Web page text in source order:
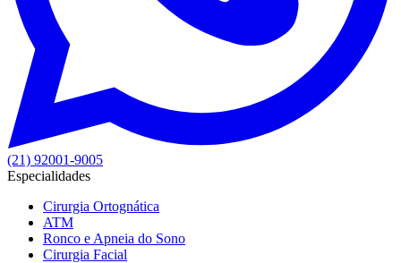
(21) 92001-9005
Especialidades
Cirurgia Ortognática
ATM
Ronco e Apneia do Sono
Cirurgia Facial